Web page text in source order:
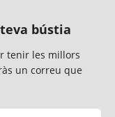
bústia
tenir les millors
un correu que